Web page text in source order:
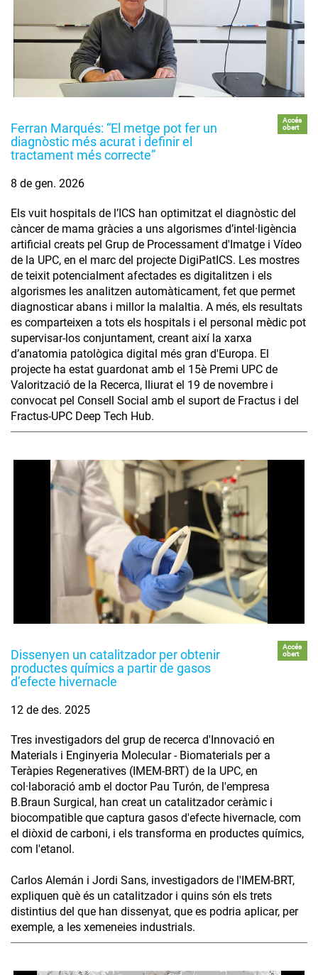
Ferran Marqués: “El metge pot fer un
diagnòstic més acurat i definir el
tractament més correcte”
Accés
obert
8 de gen. 2026
Els vuit hospitals de l’ICS han optimitzat el diagnòstic del
càncer de mama gràcies a uns algorismes d’intel·ligència
artificial creats pel Grup de Processament d'Imatge i Vídeo
de la UPC, en el marc del projecte DigiPatICS. Les mostres
de teixit potencialment afectades es digitalitzen i els
algorismes les analitzen automàticament, fet que permet
diagnosticar abans i millor la malaltia. A més, els resultats
es comparteixen a tots els hospitals i el personal mèdic pot
supervisar-los conjuntament, creant així la xarxa
d’anatomia patològica digital més gran d'Europa. El
projecte ha estat guardonat amb el 15è Premi UPC de
Valorització de la Recerca, lliurat el 19 de novembre i
convocat pel Consell Social amb el suport de Fractus i del
Fractus-UPC Deep Tech Hub.
Dissenyen un catalitzador per obtenir
productes químics a partir de gasos
d’efecte hivernacle
Accés
obert
12 de des. 2025
Tres investigadors del grup de recerca d'Innovació en
Materials i Enginyeria Molecular - Biomaterials per a
Teràpies Regeneratives (IMEM-BRT) de la UPC, en
col·laboració amb el doctor Pau Turón, de l'empresa
B.Braun Surgical, han creat un catalitzador ceràmic i
biocompatible que captura gasos d'efecte hivernacle, com
el diòxid de carboni, i els transforma en productes químics,
com l'etanol.
Carlos Alemán i Jordi Sans, investigadors de l'IMEM-BRT,
expliquen què és un catalitzador i quins són els trets
distintius del que han dissenyat, que es podria aplicar, per
exemple, a les xemeneies industrials.